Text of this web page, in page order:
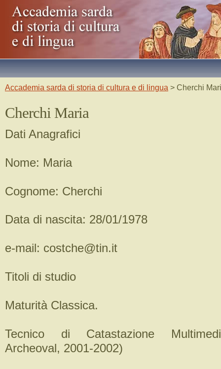
Accademia sarda di storia di cultura e di lingua > Cherchi
Cherchi Maria
Dati Anagrafici
Nome: Maria
Cognome: Cherchi
Data di nascita: 28/01/1978
e-mail: costche@tin.it
Titoli di studio
Maturità Classica.
Tecnico di Catastazione
Archeoval, 2001-2002)